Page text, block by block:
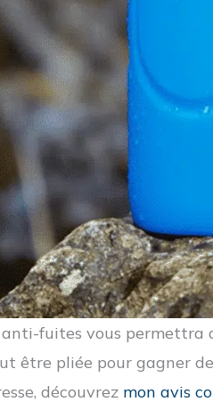
anti-fuites vous permettra
être pliée pour gagner
découvrez mon avis